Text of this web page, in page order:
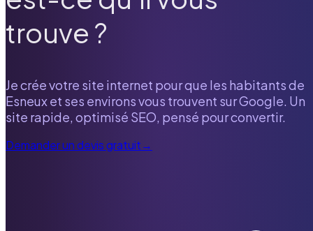
trouve ?
Je crée votre site internet pour que les habitants de
Esneuxet ses environs vous trouvent sur Google. Un
site rapide, optimisé SEO, pensé pour convertir.
Demander un devis gratuit→